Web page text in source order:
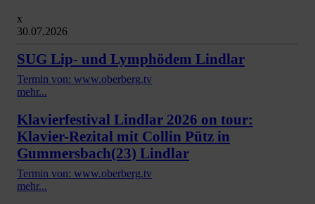
x
30.07.2026
SUG Lip- und Lymphödem Lindlar
Termin von: www.oberberg.tv
mehr...
Klavierfestival Lindlar 2026 on tour:
Klavier-Rezital mit Collin Pütz in
Gummersbach(23) Lindlar
Termin von: www.oberberg.tv
mehr...